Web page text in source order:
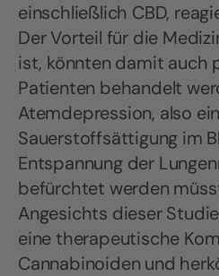
einschließlich CBD,
Der Vorteil für die
ist, könnten damit auch
Patienten behandelt
Atemdepression, also
Sauerstoffsättigung im
Entspannung der
befürchtet werden
Angesichts dieser
eine therapeutische
Cannabinoiden und